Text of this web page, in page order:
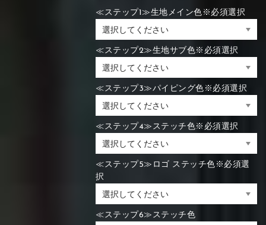
≪ステップ1≫生地メイン色※必須選択
≪ステップ2≫生地サブ色※必須選択
≪ステップ3≫パイピング色※必須選択
≪ステップ4≫ステッチ色※必須選択
≪ステップ5≫ロゴ ステッチ色※必須選
択
≪ステップ6≫ステッチ色